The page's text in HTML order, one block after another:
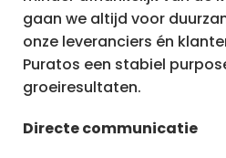
gaan we altijd voor
onze leveranciers én
Puratos een stabiel
groeiresultaten.
Directe communicatie